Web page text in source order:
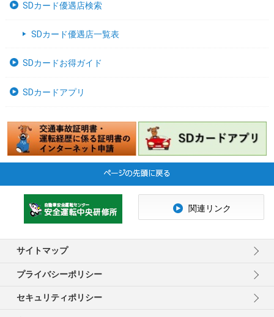
SDカード優遇店検索
SDカード優遇店一覧表
SDカードお得ガイド
SDカードアプリ
サイトマップ
プライバシーポリシー
セキュリティポリシー
関連リンク